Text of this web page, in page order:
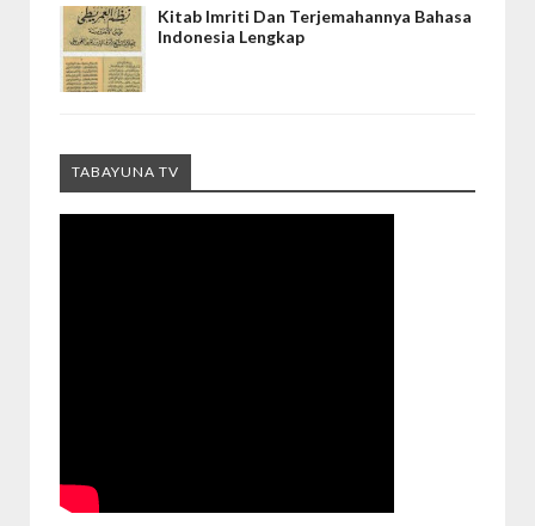
Kitab Imriti Dan Terjemahannya Bahasa
Indonesia Lengkap
TABAYUNA TV